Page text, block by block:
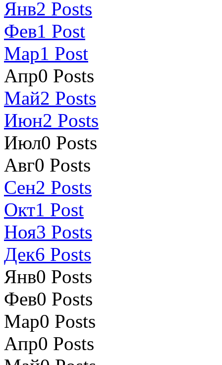
Янв2 Posts
Фев1 Post
Мар1 Post
Апр0 Posts
Май2 Posts
Июн2 Posts
Июл0 Posts
Авг0 Posts
Сен2 Posts
Окт1 Post
Ноя3 Posts
Дек6 Posts
Янв0 Posts
Фев0 Posts
Мар0 Posts
Апр0 Posts